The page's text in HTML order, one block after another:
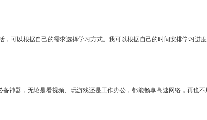
，可以根据自己的需求选择学习方式。我可以根据自己的时间安排学习进度
神器，无论是看视频、玩游戏还是工作办公，都能畅享高速网络，再也不